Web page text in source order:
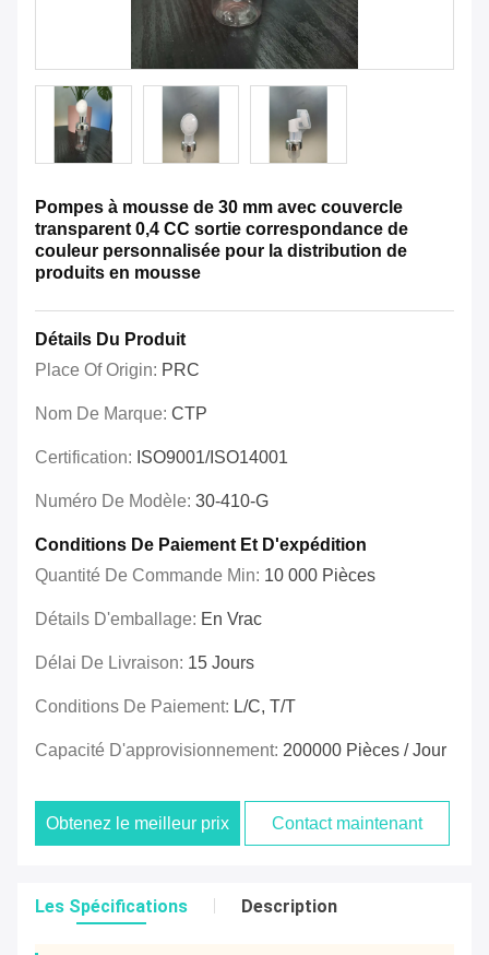
Pompes à mousse de 30 mm avec couvercle
transparent 0,4 CC sortie correspondance de
couleur personnalisée pour la distribution de
produits en mousse
Détails Du Produit
Place Of Origin: PRC
Nom De Marque: CTP
Certification: ISO9001/ISO14001
Numéro De Modèle: 30-410-G
Conditions De Paiement Et D'expédition
Quantité De Commande Min: 10 000 Pièces
Détails D'emballage: En Vrac
Délai De Livraison: 15 Jours
Conditions De Paiement: L/C, T/T
Capacité D'approvisionnement: 200000 Pièces / Jour
Obtenez le meilleur prix Contact maintenant
Les Spécifications Description